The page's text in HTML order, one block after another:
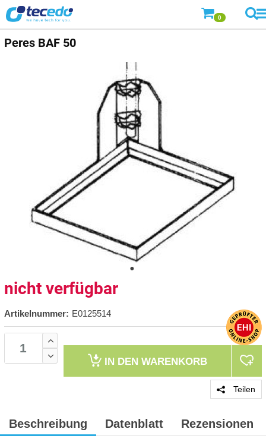
0
Peres BAF 50
nicht verfügbar
Artikelnummer: E0125514
IN DEN WARENKORB
Teilen
Beschreibung Datenblatt Rezensionen